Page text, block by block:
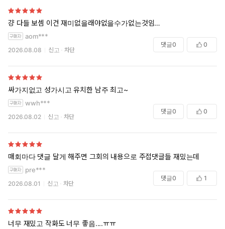
걍 다들 보셈 이건 재미없을래야없을수가없는것임…
aom***
2026.08.08 신고 차단
댓글0 0
싸가지없고 성가시고 유치한 남주 최고~
wwh***
2026.08.02 신고 차단
댓글0 0
매회마다 댓글 달게 해주면 그회의 내용으로 주접댓글들 재밌는데
pre***
2026.08.01 신고 차단
댓글0 1
너무 재밌고 작화도 너무 좋음....ㅠㅠ